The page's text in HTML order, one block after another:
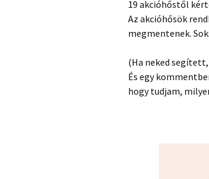
19 akcióhőstől
Az akcióhősök
megmentenek.
(Ha neked
És egy
hogy tudjam,